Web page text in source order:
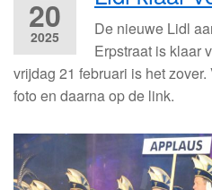
20
2025
De nieuwe Lidl
Erpstraat is klaar
vrijdag 21 februari is het zover.
foto en daarna op de link.